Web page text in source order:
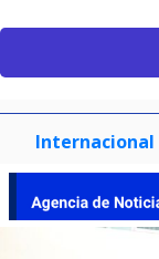
Internacional